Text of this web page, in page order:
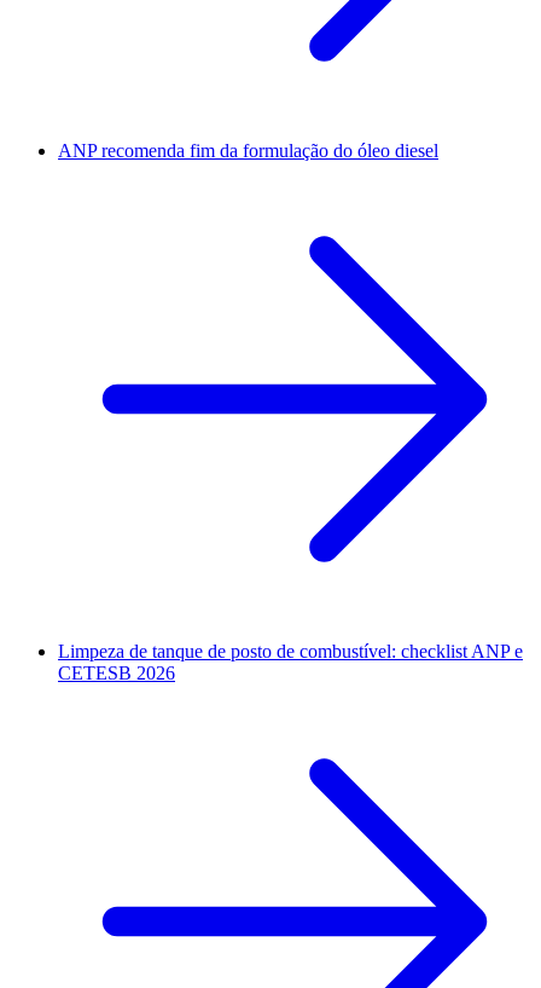
ANP recomenda fim da formulação do óleo diesel
Limpeza de tanque de posto de combustível: checklist ANP e
CETESB 2026